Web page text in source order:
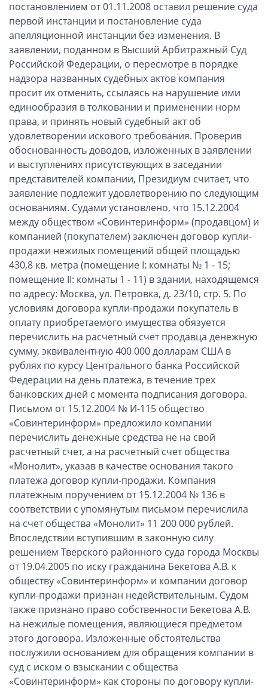
постановлением от 01.11.2008 оставил решение суда
первой инстанции и постановление суда
апелляционной инстанции без изменения. В
заявлении, поданном в Высший Арбитражный Суд
Российской Федерации, о пересмотре в порядке
надзора названных судебных актов компания
просит их отменить, ссылаясь на нарушение ими
единообразия в толковании и применении норм
права, и принять новый судебный акт об
удовлетворении искового требования. Проверив
обоснованность доводов, изложенных в заявлении
и выступлениях присутствующих в заседании
представителей компании, Президиум считает, что
заявление подлежит удовлетворению по следующим
основаниям. Судами установлено, что 15.12.2004
между обществом «Совинтеринформ» (продавцом) и
компанией (покупателем) заключен договор купли-
продажи нежилых помещений общей площадью
430,8 кв. метра (помещение І: комнаты № 1 - 15;
помещение ІІ: комнаты 1 - 11) в здании, находящемся
по адресу: Москва, ул. Петровка, д. 23/10, стр. 5. По
условиям договора купли-продажи покупатель в
оплату приобретаемого имущества обязуется
перечислить на расчетный счет продавца денежную
сумму, эквивалентную 400 000 долларам США в
рублях по курсу Центрального банка Российской
Федерации на день платежа, в течение трех
банковских дней с момента подписания договора.
Письмом от 15.12.2004 № И-115 общество
«Совинтеринформ» предложило компании
перечислить денежные средства не на свой
расчетный счет, а на расчетный счет общества
«Монолит», указав в качестве основания такого
платежа договор купли-продажи. Компания
платежным поручением от 15.12.2004 № 136 в
соответствии с упомянутым письмом перечислила
на счет общества «Монолит» 11 200 000 рублей.
Впоследствии вступившим в законную силу
решением Тверского районного суда города Москвы
от 19.04.2005 по иску гражданина Бекетова А.В. к
обществу «Совинтеринформ» и компании договор
купли-продажи признан недействительным. Судом
также признано право собственности Бекетова А.В.
на нежилые помещения, являющиеся предметом
этого договора. Изложенные обстоятельства
послужили основанием для обращения компании в
суд с иском о взыскании с общества
«Совинтеринформ» как стороны по договору купли-